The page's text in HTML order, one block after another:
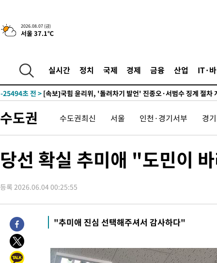
2026.08.07 (금)
서울 37.1℃
실시간 정치 국제 경제 금융 산업 IT·
-2215초 전 >이란, 호르무즈서 "적국 목표물들"과 대치로 남부 케슘섬에서
례 큰 폭발음
-31270초 전 > [속보]종합특검, '계엄 수용공간 확보' 신용해 前교정본부장
-30114초 전 >
11시간 압수수색에 성접대 파문까지…'쑥대밭' 된 축구협회
-29136초 전 >
병태 후임
-25494초 전 > [속보]국힘 윤리위, '돌려차기 발언' 진종오·서범수 징계 절차
25.3%↑
-17979초 전 >
[속보]'채상병 순직 책임' 임성근, 항소심도 징역 3년
-17845초 전 >[속보]종합특검, '관저이전 봐주기 감사' 유병호 구속기소
-13695초 전 >[속보]'300억원대 사기 혐의' 차가원 대표 구속 송치
-11402초 전 >[속보]경찰·노동부, HL만도 평택사업장 끼임 사망 관련 압수
[속보]원·달러 환율, 오전 9시 1423.8원
-10834초 전 >
[속보]삼성전자·SK하이닉스 동반 강보합…1%대 상승 출발
-10820초 전 >
-10788초 전 >
[속보]코스피, 6300선 재탈환…1.09% 오른 6365.07 개장
수도권 수도권최신 서울 인천·경기서부 경
당선 확실 추미애 "도민이
등록 2026.06.04 00:25:55
"추미애 진심 선택해주셔서 감사하다"